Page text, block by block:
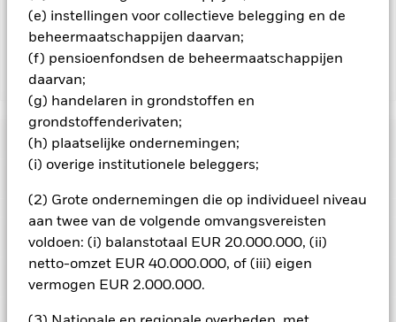
(e) instellingen voor collectieve belegging en de
beheermaatschappijen daarvan;
(f) pensioenfondsen de beheermaatschappijen
daarvan;
(g) handelaren in grondstoffen en
grondstoffenderivaten;
(h) plaatselijke ondernemingen;
(i) overige institutionele beleggers;
(2) Grote ondernemingen die op individueel niveau
aan twee van de volgende omvangsvereisten
voldoen: (i) balanstotaal EUR 20.000.000, (ii)
netto-omzet EUR 40.000.000, of (iii) eigen
vermogen EUR 2.000.000.
exploitatiekosten van het Fonds niet verhoogt, is deze niet in
de lopende kosten opgenomen.
BGF Asian High Yield Bond Fund
Risicometer
Grafiek
Veranderingen in rentetarieven, kredietrisico's en/of de
wanbetalingsquote van emittenten hebben een aanzienlijk
invloed op de prestaties van vastrentende effecten.
Vastrentende effecten met een rating lager dan
veranderingen in deze risico's dan vastrentende effecten met
Kerngegevens
Fondsomvang
Portefeuille kenmerken
Posities